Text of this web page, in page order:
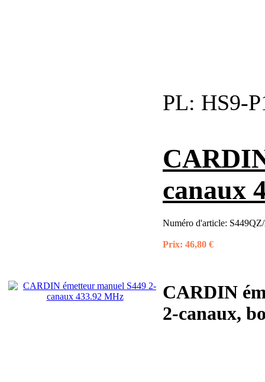
PL: HS9-
canaux
Numéro d'article:
Prix: 46,80 €
CARDIN
2-canaux,